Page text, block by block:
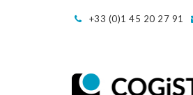
+33 (0)1 45 20 27 91